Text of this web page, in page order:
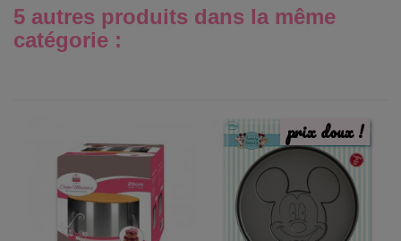
5 autres produits dans la même
catégorie :
prix doux !